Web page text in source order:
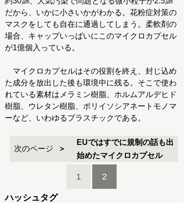
だから、いかに小さいかがわかる。花粉症対策の
マスクをしても自在に通過してしまう。柔軟剤の
場合、キャップいっぱいにこのマイクロカプセル
が1億個入っている。
マイクロカプセルはその役割を終え、封じ込め
た成分を放出した後も環境中に残る。そこで使わ
れている素材はメラミン樹脂、ホルムアルデヒド
樹脂、ウレタン樹脂、ポリイソシアネートモノマ
ーなど、いわゆるプラスチックである。
次のページ
EUではすでに規制の話も出
始めたマイクロカプセル
1 2
ハッシュタグ